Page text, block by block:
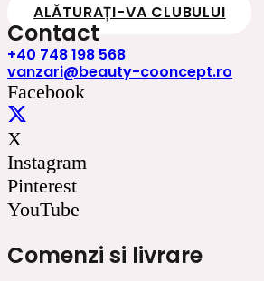
ALĂTURAȚI-VA CLUBULUI
Contact
+40 748 198 568
vanzari@beauty-cooncept.ro
Facebook
X
Instagram
Pinterest
YouTube
Comenzi si livrare